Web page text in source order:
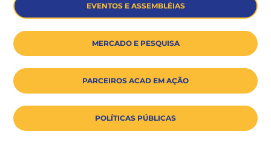
EVENTOS E ASSEMBLÉIAS
MERCADO E PESQUISA
PARCEIROS ACAD EM AÇÃO
POLÍTICAS PÚBLICAS